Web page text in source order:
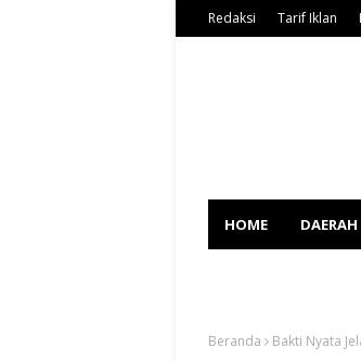
Redaksi Tarif Iklan
HOME DAERAH
Beranda Bakti Nyata